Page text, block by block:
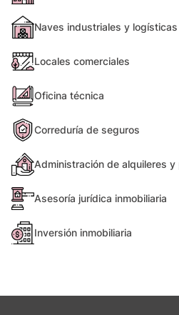
Naves industriales y logísticas
Locales comerciales
Oficina técnica
Correduría de seguros
Administración de alquileres y
Asesoría jurídica inmobiliaria
Inversión inmobiliaria